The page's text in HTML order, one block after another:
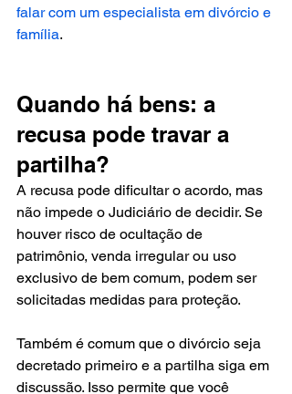
falar com um especialista em divórcio e
família.
Quando há bens: a
recusa pode travar a
partilha?
A recusa pode dificultar o acordo, mas
não impede o Judiciário de decidir. Se
houver risco de ocultação de
patrimônio, venda irregular ou uso
exclusivo de bem comum, podem ser
solicitadas medidas para proteção.
Também é comum que o divórcio seja
decretado primeiro e a partilha siga em
discussão. Isso permite que você